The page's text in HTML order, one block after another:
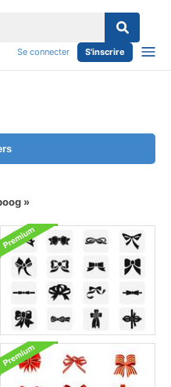
Se connecter S'inscrire